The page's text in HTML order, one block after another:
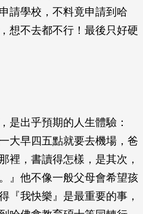
請學校，不料竟申請到哈
想不去都不行！最後只好硬
是出乎預期的人生體驗：
大早四五點就要去機場，爸
裡，書讀得怎樣，是其次，
』他不像一般父母會希望孩
『我快樂』是最重要的事，